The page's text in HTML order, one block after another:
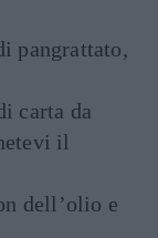
pangrattato,
carta da
il
dell’olio e